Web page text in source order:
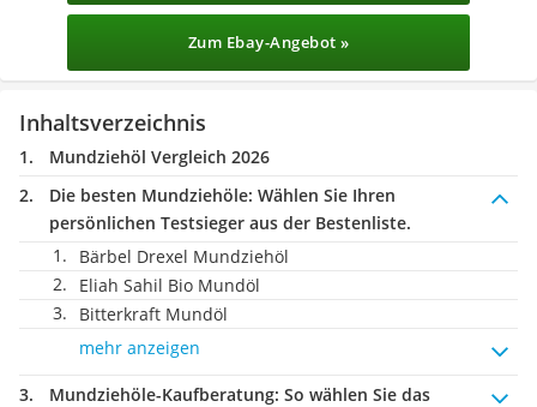
Zum Ebay-Angebot »
Inhaltsverzeichnis
Mundziehöl Vergleich 2026
Die besten Mundziehöle: Wählen Sie Ihren
persönlichen Testsieger aus der Bestenliste.
Bärbel Drexel Mundziehöl
Eliah Sahil Bio Mundöl
Bitterkraft Mundöl
mehr anzeigen
Mundziehöle-Kaufberatung: So wählen Sie das